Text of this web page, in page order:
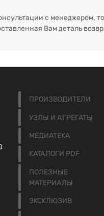
с менеджером,
Вам деталь
ПРОИЗВОДИТЕЛИ
УЗЛЫ И АГРЕГАТЫ
МЕДИАТЕКА
КАТАЛОГИ PDF
ПОЛЕЗНЫЕ
МАТЕРИАЛЫ
ЭКСКЛЮЗИВ